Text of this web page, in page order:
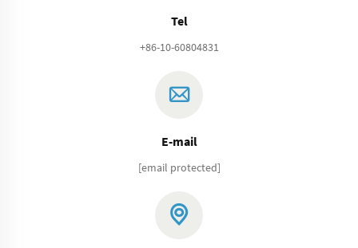
Tel
+86-10-60804831
E-mail
[email protected]